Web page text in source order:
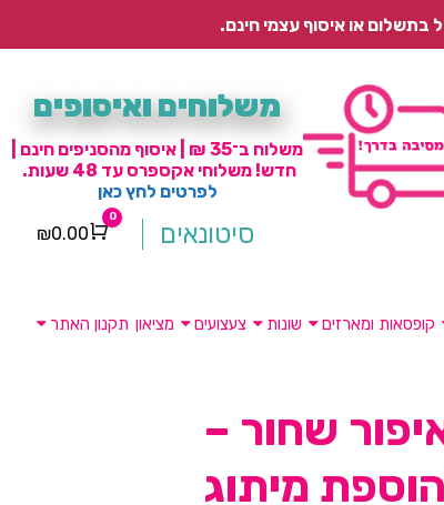
משלוחים ואיסופים
משלוח ב־35 ₪ | איסוף מהסניפים חינם |
חדש! משלוחי אקספרס עד 48 שעות.
לפרטים לחץ כאן
סיטונאים Cart
0
₪0.00
קופסאות ומארזים שונות צעצועים מציאון תקנון האתר
שחור –
מיתוג